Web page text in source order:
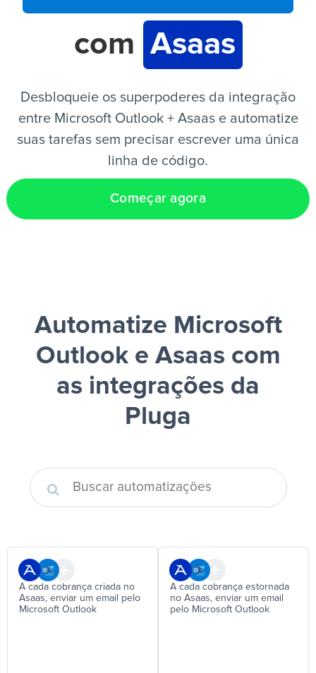
PT
com Asaas
Desbloqueie os superpoderes da integração
entre Microsoft Outlook + Asaas e automatize
suas tarefas sem precisar escrever uma única
linha de código.
Começar agora
Automatize Microsoft
Outlook e Asaas com
as integrações da
Pluga
A cada cobrança criada no
Asaas, enviar um email pelo
Microsoft Outlook
A cada cobrança estornada
no Asaas, enviar um email
pelo Microsoft Outlook